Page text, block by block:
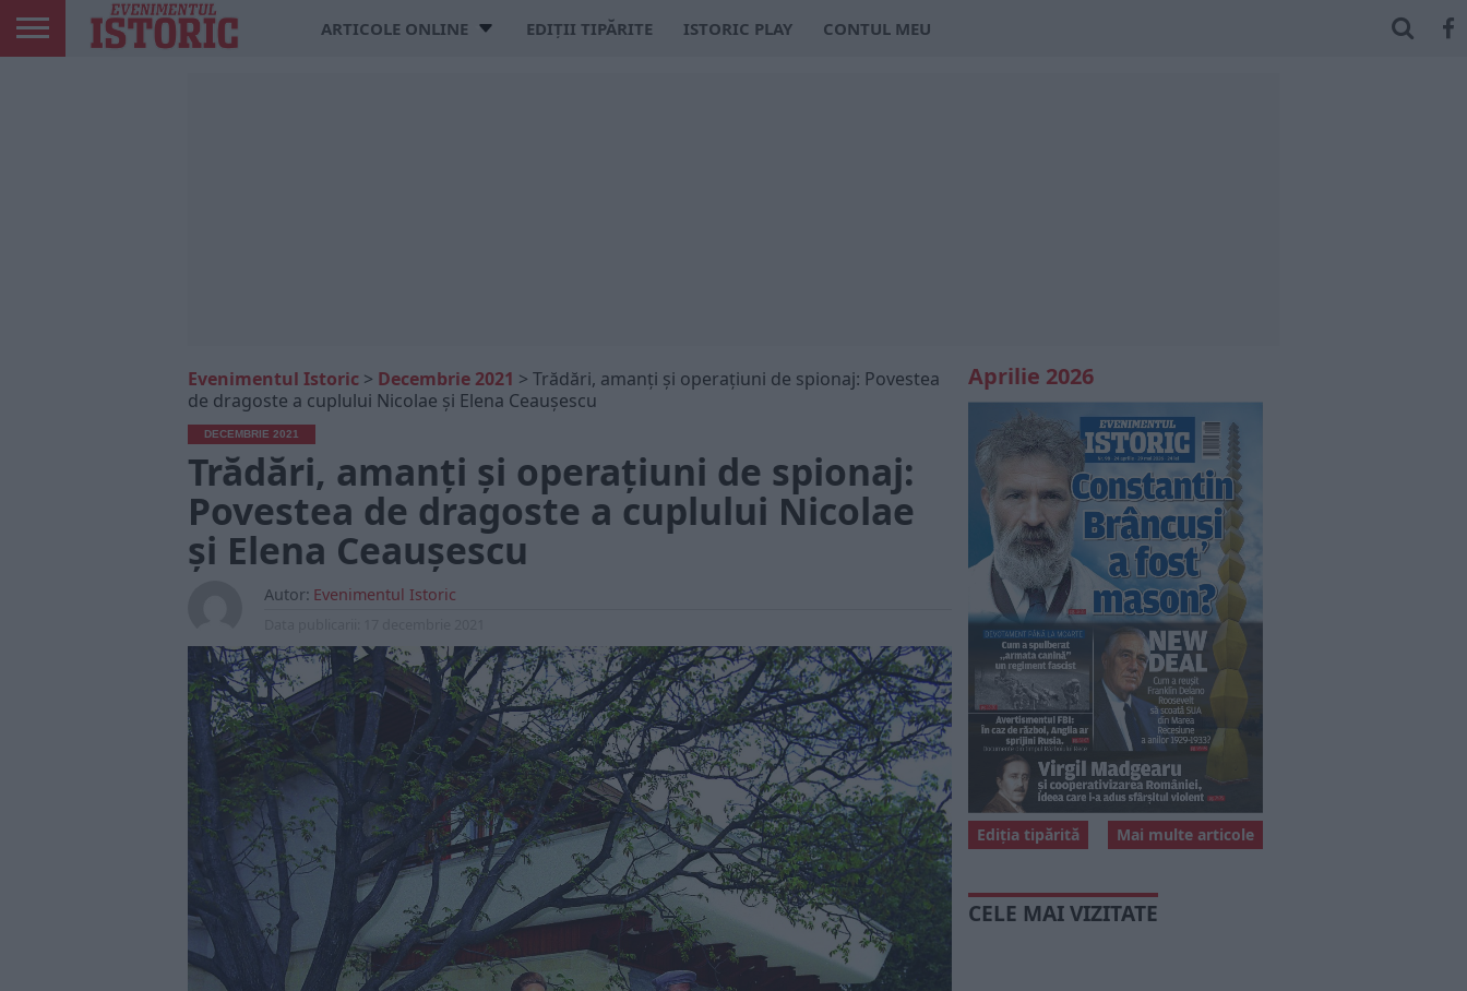
ARTICOLE ONLINE EDIȚII TIPĂRITE ISTORIC PLAY CONTUL MEU
Evenimentul Istoric > Decembrie 2021 > Trădări, amanți și operațiuni de spionaj: Povestea
de dragoste a cuplului Nicolae și Elena Ceaușescu
DECEMBRIE 2021
Trădări, amanți și operațiuni de spionaj:
Povestea de dragoste a cuplului Nicolae
și Elena Ceaușescu
Autor: Evenimentul Istoric
Aprilie 2026
Mai multe articole
Ediția tipărită
CELE MAI VIZITATE